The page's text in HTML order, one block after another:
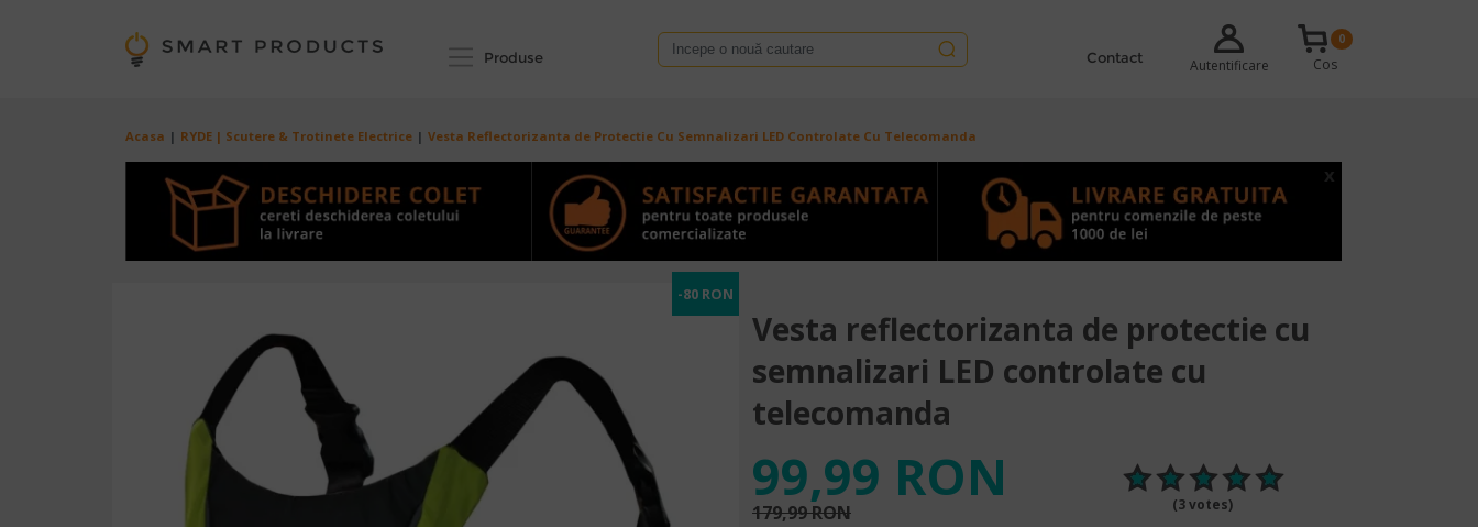
Produse Contact Autentificare
0
Cos
Breadcrumb
Acasa RYDE | Scutere & Trotinete Electrice Vesta Reflectorizanta de Protectie Cu Semnalizari LED Controlate Cu Telecomanda
x
-80 RON
Vesta reflectorizanta de protectie cu
semnalizari LED controlate cu
telecomanda
99,99 RON
179,99 RON (3 votes)